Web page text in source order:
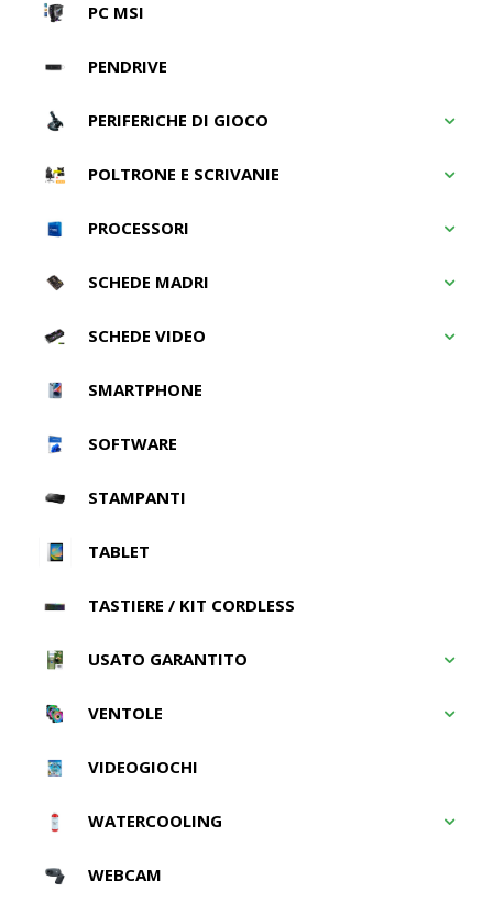
PC MSI
PENDRIVE
PERIFERICHE DI GIOCO
POLTRONE E SCRIVANIE
PROCESSORI
SCHEDE MADRI
SCHEDE VIDEO
SMARTPHONE
SOFTWARE
STAMPANTI
TABLET
TASTIERE / KIT CORDLESS
USATO GARANTITO
VENTOLE
VIDEOGIOCHI
WATERCOOLING
WEBCAM